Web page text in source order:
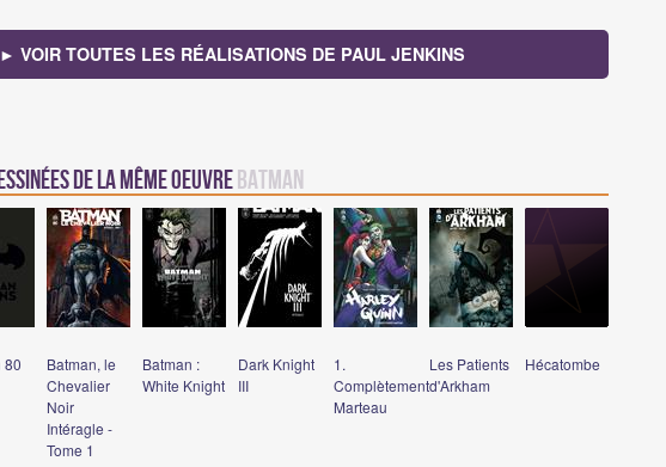
► VOIR TOUTES LES RÉALISATIONS DE PAUL JENKINS
de la même oeuvre Batman
80
Batman, le
Chevalier
Noir
Intéragle -
Tome 1
Batman :
White Knight
Dark Knight
III
1.
Complètement
Marteau
Les Patients
d'Arkham
Hécatombe